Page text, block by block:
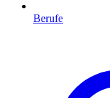
Berufe